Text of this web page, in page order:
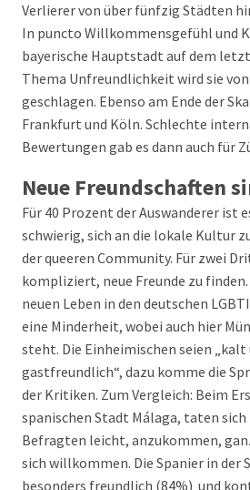
Verlierer von über fünfzig Städten
In puncto Willkommensgefühl und
bayerische Hauptstadt auf dem
Thema Unfreundlichkeit wird sie
geschlagen. Ebenso am Ende der
Frankfurt und Köln. Schlechte
Bewertungen gab es dann auch für
Neue Freundschaften
Für 40 Prozent der Auswanderer ist
schwierig, sich an die lokale Kultur
der queeren Community. Für zwei
kompliziert, neue Freunde zu
neuen Leben in den deutschen
eine Minderheit, wobei auch hier
steht. Die Einheimischen seien
gastfreundlich“, dazu komme die
der Kritiken. Zum Vergleich: Beim
spanischen Stadt Málaga, taten
Befragten leicht, anzukommen,
sich willkommen. Die Spanier in der
besonders freundlich (84%) und